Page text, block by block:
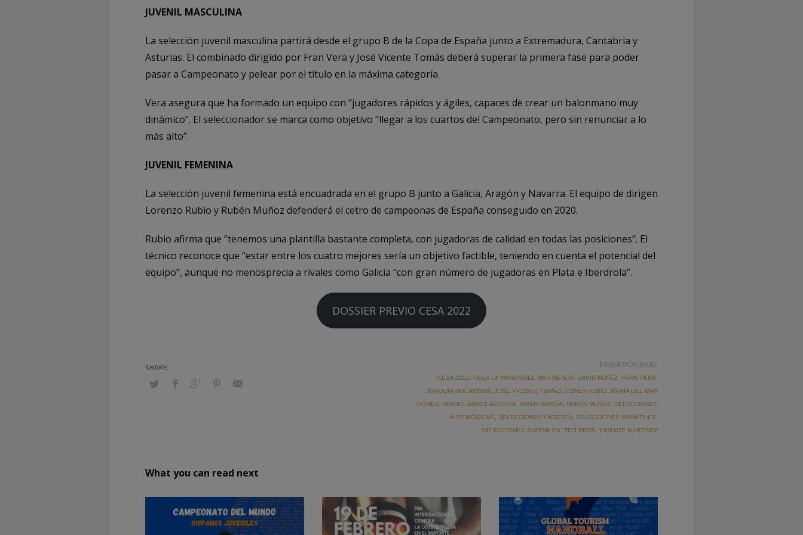
JUVENIL MASCULINA
La selección juvenil masculina partirá desde el grupo B de la Copa de España junto a Extremadura, Cantabria y
Asturias. El combinado dirigido por Fran Vera y José Vicente Tomás deberá superar la primera fase para poder
pasar a Campeonato y pelear por el título en la máxima categoría.
Vera asegura que ha formado un equipo con “jugadores rápidos y ágiles, capaces de crear un balonmano muy
dinámico”. El seleccionador se marca como objetivo “llegar a los cuartos del Campeonato, pero sin renunciar a lo
más alto”.
JUVENIL FEMENINA
La selección juvenil femenina está encuadrada en el grupo B junto a Galicia, Aragón y Navarra. El equipo de dirigen
Lorenzo Rubio y Rubén Muñoz defenderá el cetro de campeonas de España conseguido en 2020.
Rubio afirma que “tenemos una plantilla bastante completa, con jugadoras de calidad en todas las posiciones”. El
técnico reconoce que “estar entre los cuatro mejores sería un objetivo factible, teniendo en cuenta el potencial del
equipo”, aunque no menosprecia a rivales como Galicia “con gran número de jugadoras en Plata e Iberdrola”.
DOSSIER PREVIO CESA 2022
ETIQUETADO BAJO:
CESA 2022
CESA LA MANGA DEL MAR MENOR DAVID NÚÑEZ FRAN VERA
JOAQUÍN ROCAMORA
JOSÉ VICENTE TOMÁS LOREN RUBIO
MARÍA DEL MAR
GÓMEZ
MIGUEL ÁNGEL ALEGRÍA OMAR GARCÍA RUBÉN MUÑOZ SELECCIONES
AUTONÓMICAS
SELECCIONES CADETES SELECCIONES INFANTILES
SELECCIONES JUVENILES
TEO PROS VICENTE MARTÍNEZ
What you can read next